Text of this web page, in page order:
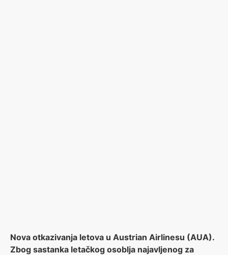
Nova otkazivanja letova u Austrian Airlinesu (AUA).
Zbog sastanka letačkog osoblja najavljenog za